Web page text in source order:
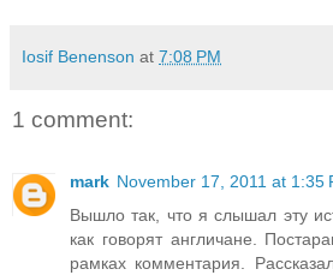
Iosif Benenson at 7:08 PM
1 comment:
mark November 17, 2011 at 1:35
Вышло так, что я слышал эту
как говорят англичане.
рамках комментария.